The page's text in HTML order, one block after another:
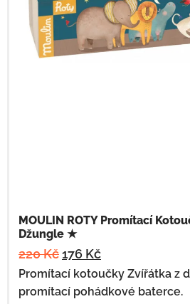
MOULIN ROTY Promítací
Džungle ★
220Kč176 Kč
Promítací kotoučky Zvířátka z
promítací pohádkové baterce.